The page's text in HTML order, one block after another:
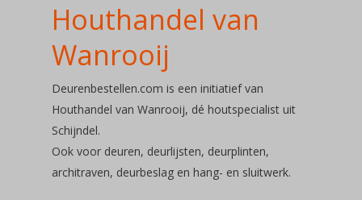
Houthandel van
Wanrooij
Deurenbestellen.com is een initiatief van
Houthandel van Wanrooij, dé houtspecialist uit
Schijndel.
Ook voor deuren, deurlijsten, deurplinten,
architraven, deurbeslag en hang- en sluitwerk.
Over ons
Soorten
Deuren
Deurbeslag